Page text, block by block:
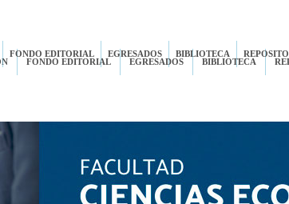
FONDO EDITORIAL EGRESADOS BIBLIOTECA
FONDO EDITORIAL EGRESADOS BIBLIOTECA